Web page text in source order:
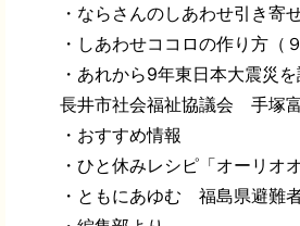
・ならさんのしあわせ引き寄
・しあわせココロの作り方（
・あれから9年東日本大震災
長井市社会福祉協議会 手塚
・おすすめ情報
・ひと休みレシピ「オーリオ
・ともにあゆむ 福島県避